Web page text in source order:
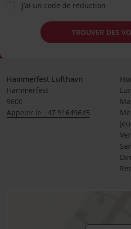
J’ai un code de réduction
TROUVER DES
Hammerfest Lufthavn
Hammerfest
9600
Appeler le : 47 91649645